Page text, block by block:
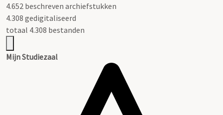
4.652 beschreven archiefstukken
4.308 gedigitaliseerd
totaal 4.308 bestanden
Mijn Studiezaal